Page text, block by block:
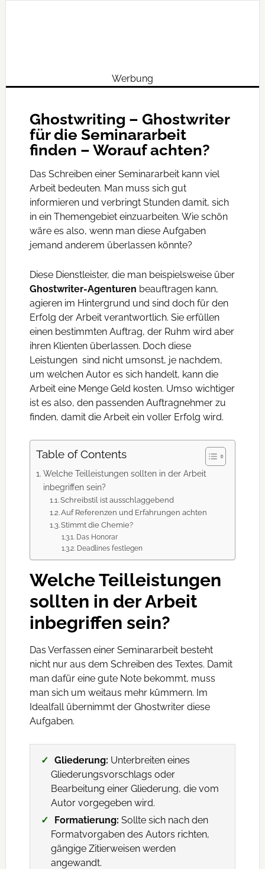
Werbung
Ghostwriting – Ghostwriter
für die Seminararbeit
finden – Worauf achten?
Das Schreiben einer Seminararbeit kann viel
Arbeit bedeuten. Man muss sich gut
informieren und verbringt Stunden damit, sich
in ein Themengebiet einzuarbeiten. Wie schön
wäre es also, wenn man diese Aufgaben
jemand anderem überlassen könnte?
Diese Dienstleister, die man beispielsweise über
Ghostwriter-Agenturen beauftragen kann,
agieren im Hintergrund und sind doch für den
Erfolg der Arbeit verantwortlich. Sie erfüllen
einen bestimmten Auftrag, der Ruhm wird aber
ihren Klienten überlassen. Doch diese
Leistungen sind nicht umsonst, je nachdem,
um welchen Autor es sich handelt, kann die
Arbeit eine Menge Geld kosten. Umso wichtiger
ist es also, den passenden Auftragnehmer zu
finden, damit die Arbeit ein voller Erfolg wird.
Table of Contents
Welche Teilleistungen sollten in der Arbeit
inbegriffen sein?
Schreibstil ist ausschlaggebend
Auf Referenzen und Erfahrungen achten
Stimmt die Chemie?
Das Honorar
Deadlines festlegen
Welche Teilleistungen
sollten in der Arbeit
inbegriffen sein?
Das Verfassen einer Seminararbeit besteht
nicht nur aus dem Schreiben des Textes. Damit
man dafür eine gute Note bekommt, muss
man sich um weitaus mehr kümmern. Im
Idealfall übernimmt der Ghostwriter diese
Aufgaben.
Gliederung: Unterbreiten eines
Gliederungsvorschlags oder
Bearbeitung einer Gliederung, die vom
Autor vorgegeben wird.
Formatierung: Sollte sich nach den
Formatvorgaben des Autors richten,
gängige Zitierweisen werden
angewandt.